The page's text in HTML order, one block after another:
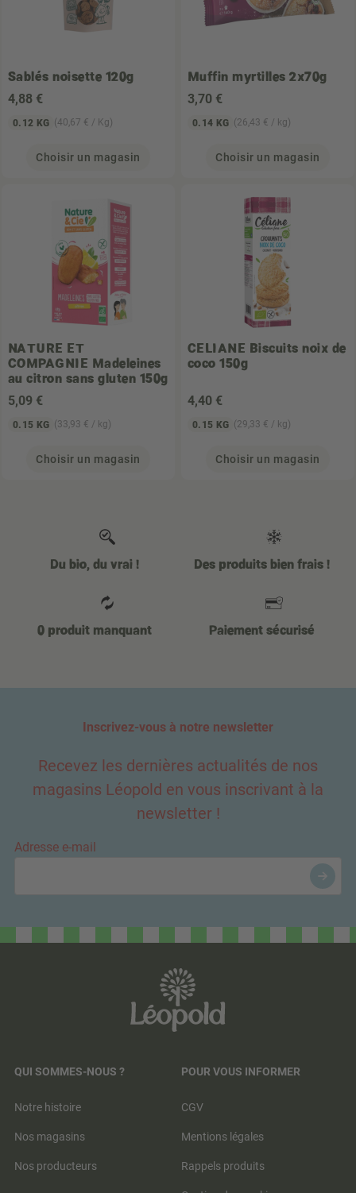
Sablés noisette 120g
4,88 €
0.12 KG (40,67 € / Kg)
Choisir un magasin
Muffin myrtilles 2x70g
3,70 €
0.14 KG (26,43 € / kg)
Choisir un magasin
NATURE ET
COMPAGNIE Madeleines
au citron sans gluten 150g
5,09 €
0.15 KG (33,93 € / kg)
Choisir un magasin
CELIANE Biscuits noix de
coco 150g
4,40 €
0.15 KG (29,33 € / kg)
Choisir un magasin
Du bio, du vrai ! Des produits bien frais !
0 produit manquant Paiement sécurisé
Inscrivez-vous à notre newsletter
Recevez les dernières actualités de nos
magasins Léopold en vous inscrivant à la
newsletter !
Adresse e-mail
QUI SOMMES-NOUS ?
Notre histoire
Nos magasins
Nos producteurs
POUR VOUS INFORMER
CGV
Mentions légales
Rappels produits